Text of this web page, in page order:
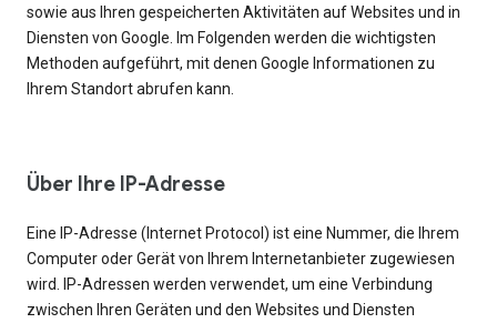
sowie aus Ihren gespeicherten Aktivitäten auf Websites und in
Diensten von Google. Im Folgenden werden die wichtigsten
Methoden aufgeführt, mit denen Google Informationen zu
Ihrem Standort abrufen kann.
Über Ihre IP-Adresse
Eine IP-Adresse (Internet Protocol) ist eine Nummer, die Ihrem
Computer oder Gerät von Ihrem Internetanbieter zugewiesen
wird. IP-Adressen werden verwendet, um eine Verbindung
zwischen Ihren Geräten und den Websites und Diensten